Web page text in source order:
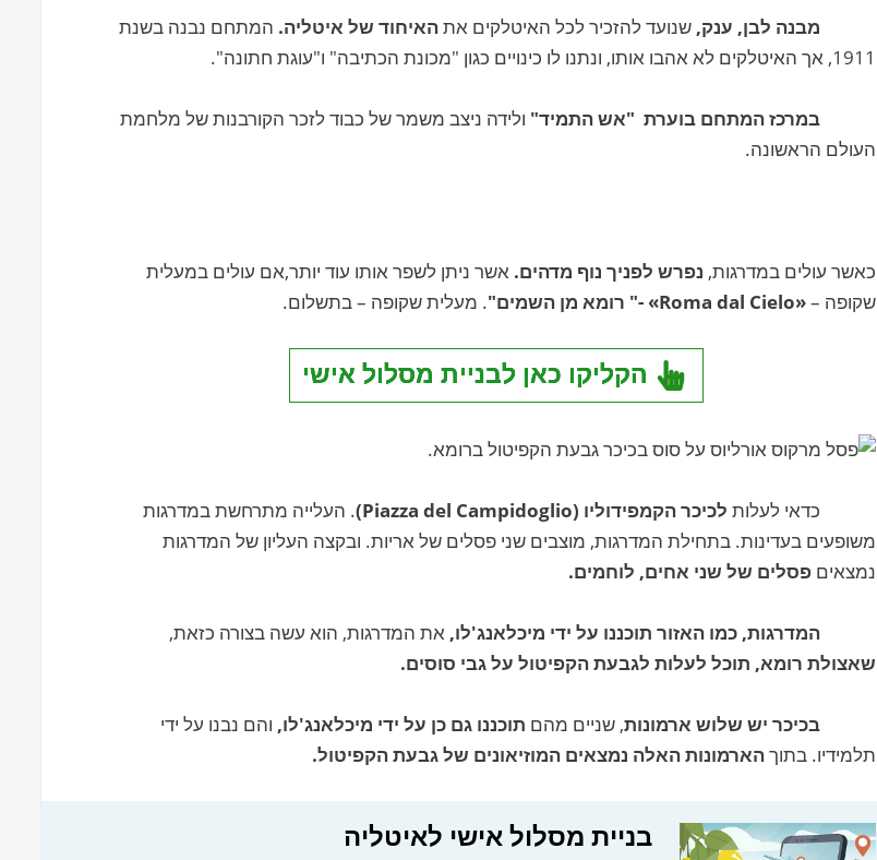
מבנה לבן, ענק, שנועד להזכיר לכל האיטלקים אתהאיחוד של איטליה. המתחם נבנה בשנת
1911, אך האיטלקים לא אהבו אותו, ונתנו לו כינויים כגון "מכונת הכתיבה" ו"עוגת חתונה".
במרכז המתחם בוערת "אש התמיד" ולידה ניצב משמר של כבוד לזכר הקורבנות של מלחמת
העולם הראשונה.
כאשר עולים במדרגות, נפרש לפניך נוף מדהים. אשר ניתן לשפר אותו עוד יותר,אם עולים במעלית
שקופה –«Roma dal Cielo» -" רומא מן השמים" . מעלית שקופה – בתשלום.
הקליקו כאן לבניית מסלול אישי
כדאי לעלות לכיכר הקמפידוליו (Piazza del Campidoglio)
. העלייה מתרחשת במדרגות
משופעים בעדינות. בתחילת המדרגות, מוצבים שני פסלים של אריות. ובקצה העליון של המדרגות
נמצאים פסלים של שני אחים, לוחמים.
המדרגות, כמו האזור תוכננו על ידי מיכלאנג'לו, את המדרגות, הוא עשה בצורה כזאת,
שאצולת רומא, תוכל לעלות לגבעת הקפיטול על גבי סוסים.
בכיכר יש שלוש ארמונות, שניים מהם תוכננו גם כן על ידי מיכלאנג'לו, והם נבנו על ידי
תלמידיו. בתוךהארמונות האלה נמצאים המוזיאונים של גבעת הקפיטול.
בניית מסלול אישי לאיטליה